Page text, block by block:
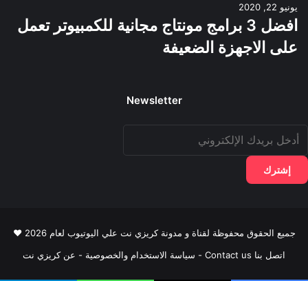
يونيو 22, 2020
افضل 3 برامج مونتاج مجانية للكمبيوتر تعمل
على الاجهزة الضعيفة
Newsletter
أدخل
بريدك
الإلكتروني
جميع الحقوق محفوظة لقناة و مدونة كريزي نت علي اليوتيوب لعام 2026 ♥
اتصل بنا Contact us
- سياسة الاستخدام والخصوصية - عن كريزي نت